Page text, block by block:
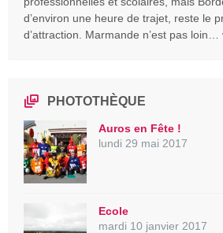
d’environ une heure de trajet, reste le
d’attraction. Marmande n’est pas loin…
PHOTOTHÈQUE
Auros en Fête !
lundi 29 mai 2017
Ecole
mardi 10 janvier 2017